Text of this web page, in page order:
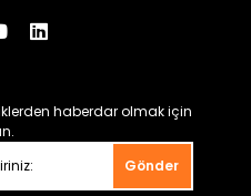
haberdar olmak için
Gönder